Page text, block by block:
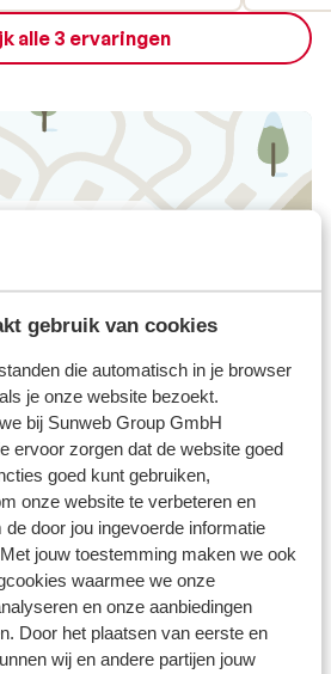
gebruik van cookies
die automatisch in je browser
je onze website bezoekt.
bij Sunweb Group GmbH
ervoor zorgen dat de website goed
goed kunt gebruiken,
onze website te verbeteren en
door jou ingevoerde informatie
jouw toestemming maken we ook
waarmee we onze
en onze aanbiedingen
Door het plaatsen van eerste en
wij en andere partijen jouw
alle 3 ervaringen
verhuur